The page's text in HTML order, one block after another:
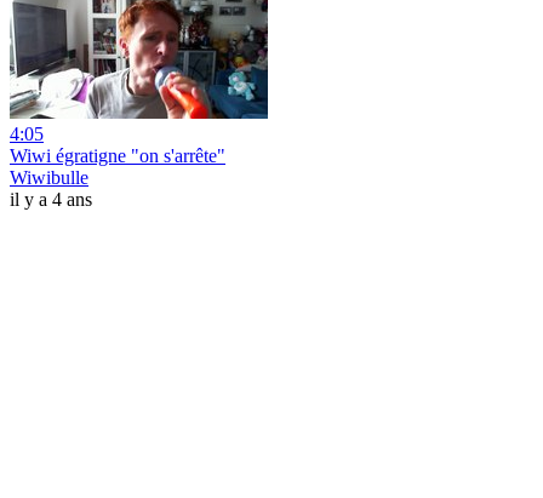
4:05
Wiwi égratigne "on s'arrête"
Wiwibulle
il y a 4 ans